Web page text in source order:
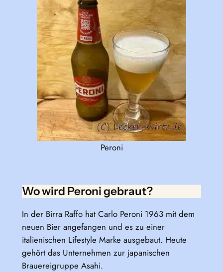
Peroni
Wo wird Peroni gebraut?
In der Birra Raffo hat Carlo Peroni 1963 mit dem
neuen Bier angefangen und es zu einer
italienischen Lifestyle Marke ausgebaut. Heute
gehört das Unternehmen zur japanischen
Brauereigruppe Asahi.